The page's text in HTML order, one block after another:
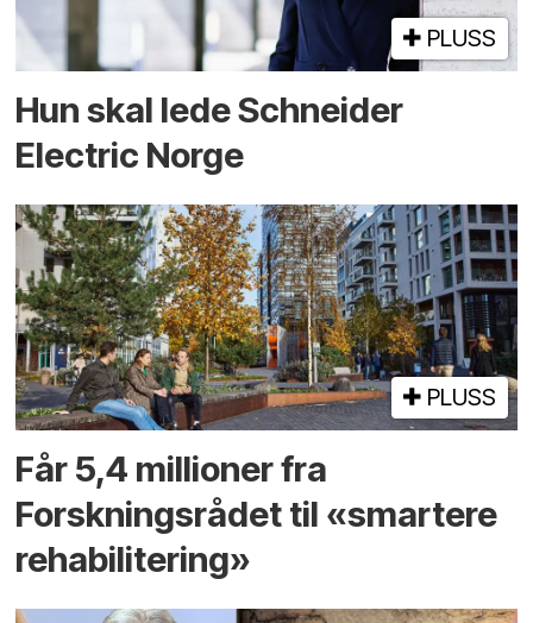
PLUSS
Hun skal lede Schneider
Electric Norge
PLUSS
Får 5,4 millioner fra
Forskningsrådet til «smartere
rehabilitering»